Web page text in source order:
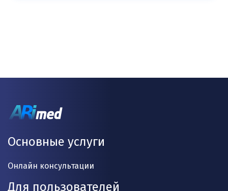
Основные услуги
Онлайн консультации
Для пользователей